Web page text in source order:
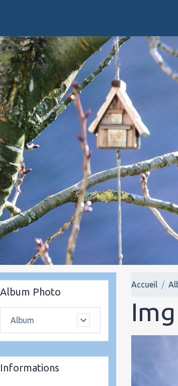
Accueil
Album Photo
Album
Informations